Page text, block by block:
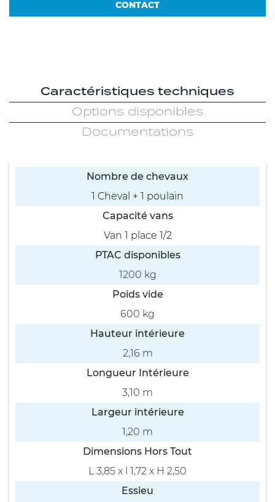
CONTACT
Caractéristiques techniques
Options disponibles
Documentations
Nombre de chevaux
1 Cheval + 1 poulain
Capacité vans
Van 1 place 1/2
PTAC disponibles
1200 kg
Poids vide
600 kg
Hauteur intérieure
2,16 m
Longueur Intérieure
3,10 m
Largeur intérieure
1,20 m
Dimensions Hors Tout
L 3,85 x l 1,72 x H 2,50
Essieu